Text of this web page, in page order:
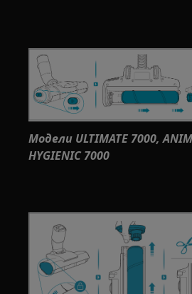
Модели ULTIMATE 7000,
HYGIENIC 7000